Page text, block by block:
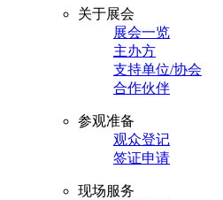
关于展会
展会一览
主办方
支持单位/协会
合作伙伴
参观准备
观众登记
签证申请
现场服务